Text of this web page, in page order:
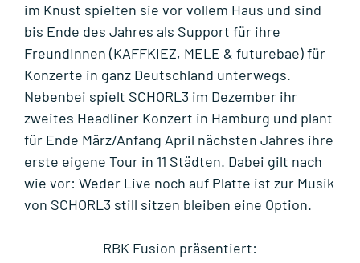
im Knust spielten sie vor vollem Haus und sind
bis Ende des Jahres als Support für ihre
FreundInnen (KAFFKIEZ, MELE & futurebae) für
Konzerte in ganz Deutschland unterwegs.
Nebenbei spielt SCHORL3 im Dezember ihr
zweites Headliner Konzert in Hamburg und plant
für Ende März/Anfang April nächsten Jahres ihre
erste eigene Tour in 11 Städten. Dabei gilt nach
wie vor: Weder Live noch auf Platte ist zur Musik
von SCHORL3 still sitzen bleiben eine Option.
RBK Fusion präsentiert: